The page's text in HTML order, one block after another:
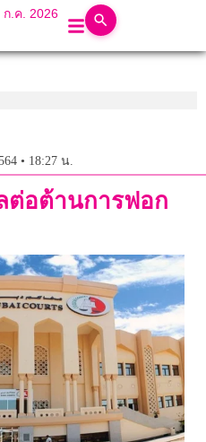
ก.ค. 2026
• 18:27 น.
ต่อต้านการฟอก